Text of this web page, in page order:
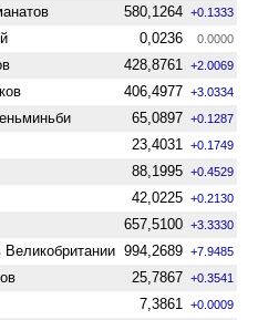
580,1264 +0.1333
0,0236 0.0000
428,8761 +2.0069
406,4977 +3.0334
65,0897 +0.1287
23,4031 +0.1749
88,1995 +0.4529
42,0225 +0.2130
657,5100 +3.3330
Велико­британии 994,2689 +7.9485
25,7867 +0.3541
7,3861 +0.0009